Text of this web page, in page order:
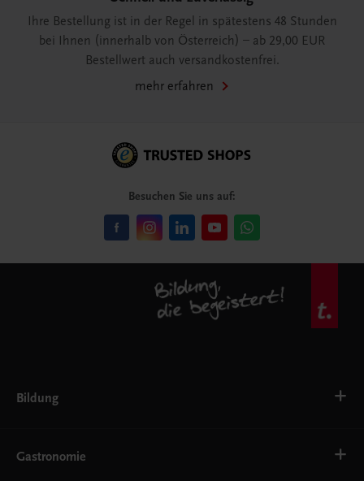
Ihre Bestellung ist in der Regel in spätestens 48 Stunden
bei Ihnen (innerhalb von Österreich) – ab 29,00 EUR
Bestellwert auch versandkostenfrei.
mehr erfahren
Besuchen Sie uns auf:
Bildung
Ernährung
Gastronomie